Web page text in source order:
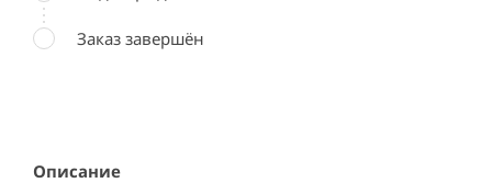
Описание
Заказ завершён